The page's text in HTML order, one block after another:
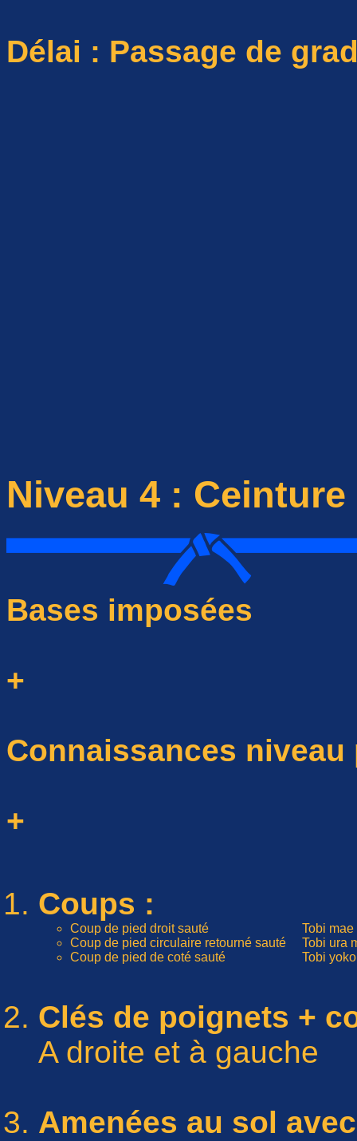
Délai : Passage de
Niveau 4 :
Bases imposées
+
Connaissances niveau
+
Coups :
Coup de pied droit sauté
Tobi mae
Coup de pied circulaire retourné sauté Tobi
Coup de pied de coté sauté
Tobi
Clés de poignets +
A droite et à gauche
Amenées au sol